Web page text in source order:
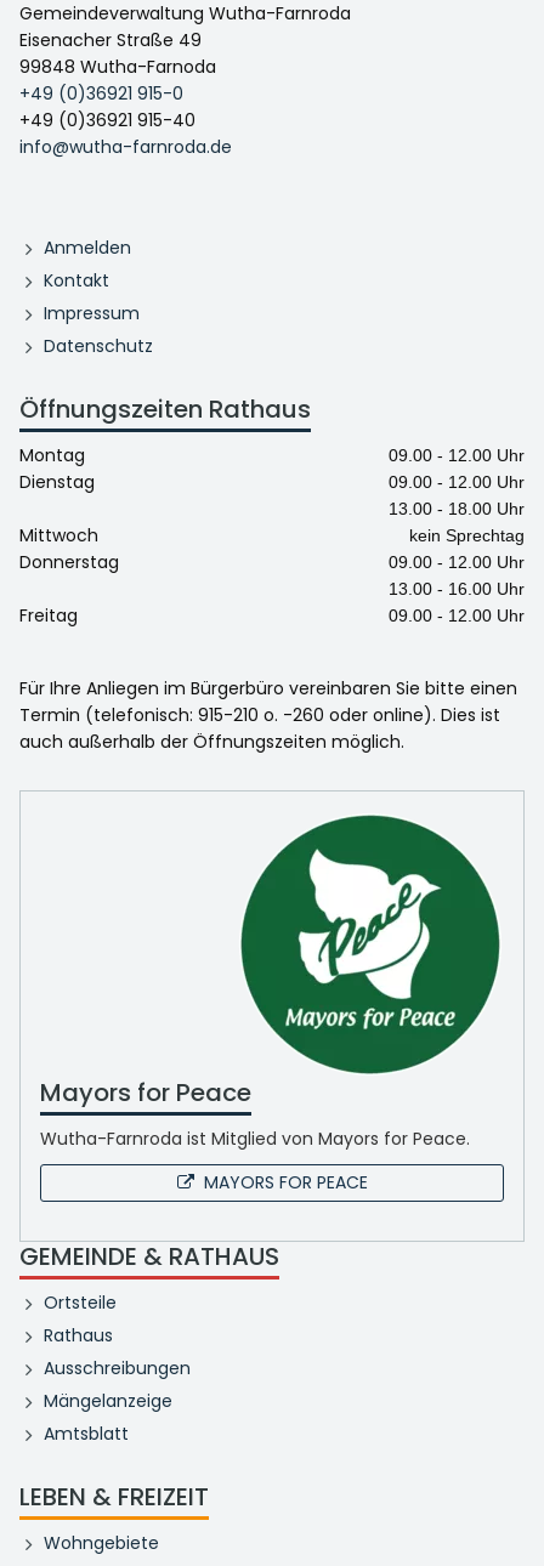
Gemeindeverwaltung Wutha-Farnroda
Eisenacher Straße 49
99848 Wutha-Farnoda
+49 (0)36921 915-0
+49 (0)36921 915-40
info@wutha-farnroda.de
Anmelden
Kontakt
Impressum
Datenschutz
Öffnungszeiten Rathaus
Montag 09.00 - 12.00 Uhr
Dienstag
09.00 - 12.00 Uhr
13.00 - 18.00 Uhr
Mittwoch kein Sprechtag
Donnerstag
09.00 - 12.00 Uhr
13.00 - 16.00 Uhr
Freitag 09.00 - 12.00 Uhr
Für Ihre Anliegen im Bürgerbüro vereinbaren Sie bitte einen
Termin (telefonisch: 915-210 o. -260 oder online). Dies ist
auch außerhalb der Öffnungszeiten möglich.
Mayors for Peace
Wutha-Farnroda ist Mitglied von Mayors for Peace.
MAYORS FOR PEACE
GEMEINDE & RATHAUS
Ortsteile
Rathaus
Ausschreibungen
Mängelanzeige
Amtsblatt
LEBEN & FREIZEIT
Wohngebiete